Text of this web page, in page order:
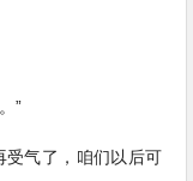
”
气了，咱们以后可